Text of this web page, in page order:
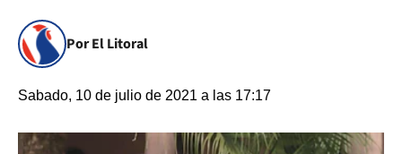
Por El Litoral
Sabado, 10 de julio de 2021 a las 17:17